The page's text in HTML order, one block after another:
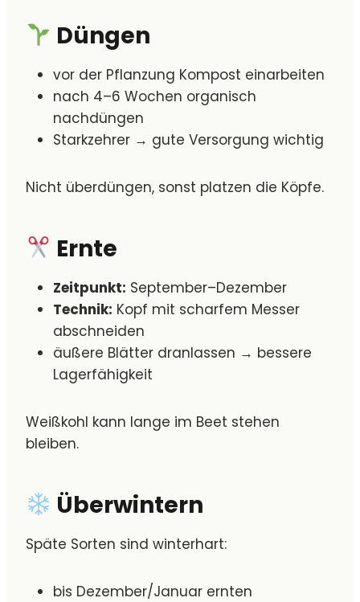
Düngen
vor der Pflanzung Kompost einarbeiten
nach 4–6 Wochen organisch
nachdüngen
Starkzehrer → gute Versorgung wichtig
Nicht überdüngen, sonst platzen die Köpfe.
Ernte
Zeitpunkt: September–Dezember
Technik: Kopf mit scharfem Messer
abschneiden
äußere Blätter dranlassen → bessere
Lagerfähigkeit
Weißkohl kann lange im Beet stehen
bleiben.
Überwintern
Späte Sorten sind winterhart:
bis Dezember/Januar ernten